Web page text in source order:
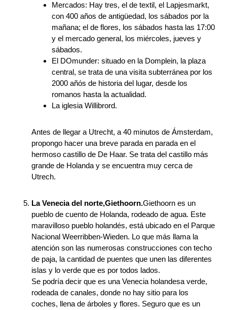
Mercados: Hay tres, el de textil, el Lapjesmarkt,
con 400 años de antigüedad, los sábados por la
mañana; el de flores, los sábados hasta las 17:00
y el mercado general, los miércoles, jueves y
sábados.
El DOmunder: situado en la Domplein, la plaza
central, se trata de una visita subterránea por los
2000 añós de historia del lugar, desde los
romanos hasta la actualidad.
La iglesia Willibrord.
Antes de llegar a Utrecht, a 40 minutos de Ámsterdam,
propongo hacer una breve parada en parada en el
hermoso castillo de De Haar. Se trata del castillo más
grande de Holanda y se encuentra muy cerca de
Utrech.
La Venecia del norte,Giethoorn.Giethoorn es un
pueblo de cuento de Holanda, rodeado de agua. Este
maravilloso pueblo holandés, está ubicado en el Parque
Nacional Weerribben-Wieden. Lo que más llama la
atención son las numerosas construcciones con techo
de paja, la cantidad de puentes que unen las diferentes
islas y lo verde que es por todos lados.
Se podría decir que es una Venecia holandesa verde,
rodeada de canales, donde no hay sitio para los
coches, llena de árboles y flores. Seguro que es un